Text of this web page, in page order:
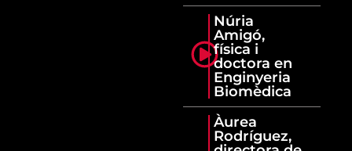
Núria
Amigó,
física i
doctora en
Enginyeria
Biomèdica
Àurea
Rodríguez,